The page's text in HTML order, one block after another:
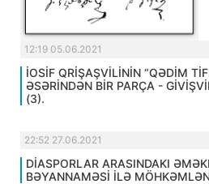
12:19 05.06.2021
İOSİF QRİŞAŞVİLİNİN “QƏDİM
ƏSƏRİNDƏN BİR PARÇA -
(3).
22:52 27.06.2021
DİASPORLAR ARASINDAKI
BƏYANNAMƏSİ İLƏ